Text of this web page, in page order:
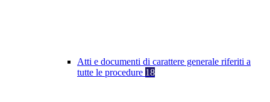
Atti e documenti di carattere generale riferiti a
tutte le procedure 18